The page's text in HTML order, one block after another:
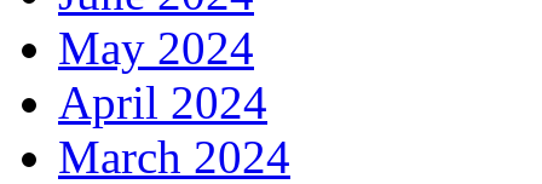
May 2024
April 2024
March 2024